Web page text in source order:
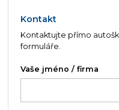
Kontakt
Kontaktujte přímo
formuláře.
Vaše jméno / firma